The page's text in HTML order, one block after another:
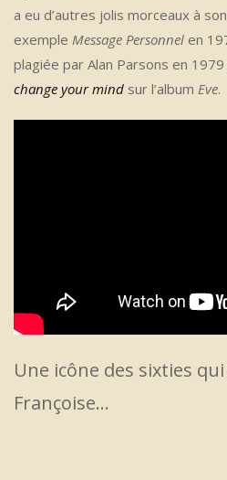
a eu d’autres jolis morceaux à
exemple Message Personnel en
plagiée par Alan Parsons en
change your mind sur l’album Eve.
Une icône des sixties
Françoise…